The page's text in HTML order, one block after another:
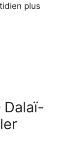
plus
Dalaï-